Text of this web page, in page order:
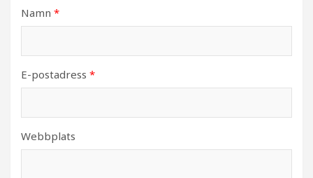
Namn *
E-postadress *
Webbplats